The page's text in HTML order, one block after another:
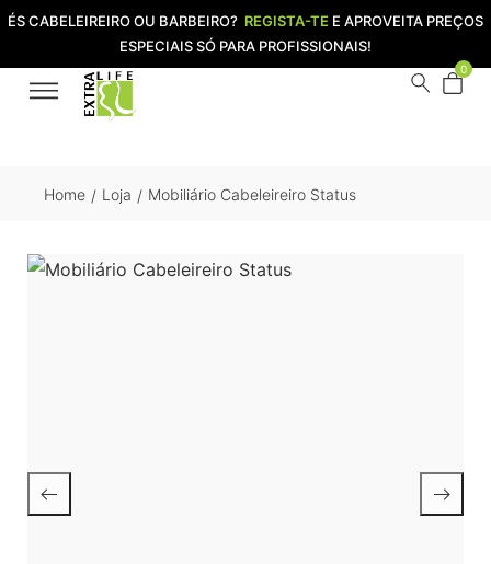
ÉS CABELEIREIRO OU BARBEIRO? REGISTA-TE E APROVEITA PREÇOS
ESPECIAIS SÓ PARA PROFISSIONAIS!
0
Home / Loja / Mobiliário Cabeleireiro Status